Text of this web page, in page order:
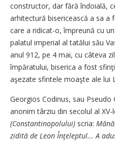
constructor, dar fără îndoială,
arhitectură bisericească a sa a
care a ridicat-o, împreună cu
palatul imperial al tatălui său
anul 912, pe 4 mai, cu câteva
împăratului, biserica a fost
aşezate sfintele moaşte ale lui
Georgios Codinus, sau
anonim târziu din secolul al XV-
(Constantinopolului) scria:
zidită de Leon Înţeleptul... A